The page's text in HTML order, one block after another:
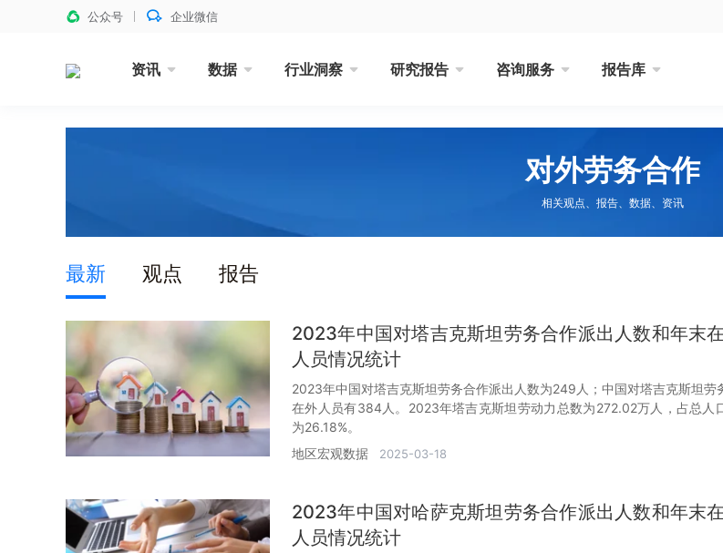
公众号 企业微信
资讯 数据 行业洞察 研究报告 咨询服务 报告库
对外劳务合作
相关观点、报告、数据、资讯
最新 观点 报告
2023年中国对塔吉克斯坦劳务合作派出人数和年末
人员情况统计
2023年中国对塔吉克斯坦劳务合作派出人数为249人；中国对塔吉克斯坦劳
在外人员有384人。2023年塔吉克斯坦劳动力总数为272.02万人，占总人
为26.18%。
地区宏观数据
2025-03-18
2023年中国对哈萨克斯坦劳务合作派出人数和年末
人员情况统计